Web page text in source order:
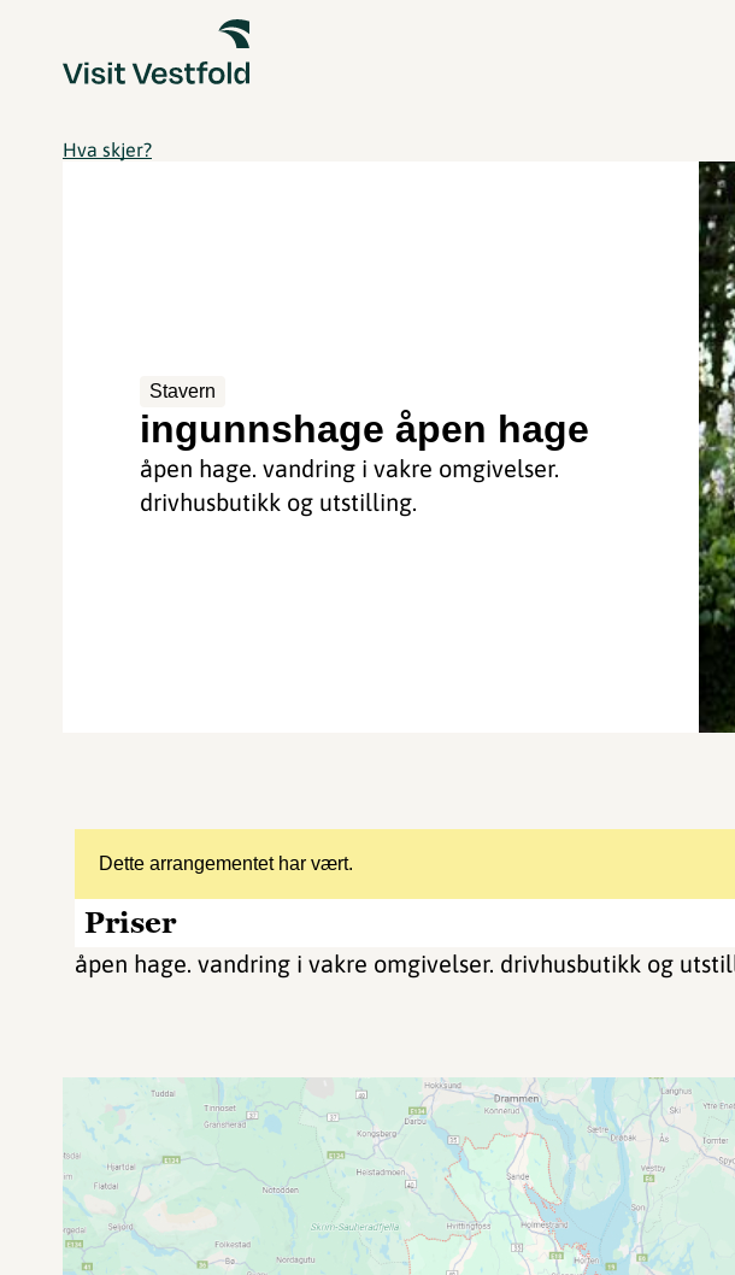
Hva skjer?
Stavern
ingunnshage åpen hage
åpen hage. vandring i vakre omgivelser.
drivhusbutikk og utstilling.
Dette arrangementet har vært.
Priser
åpen hage. vandring i vakre omgivelser. drivhusbutikk og